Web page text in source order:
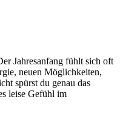
Jahresanfang fühlt sich oft
neuen Möglichkeiten,
spürst du genau das
leise Gefühl im